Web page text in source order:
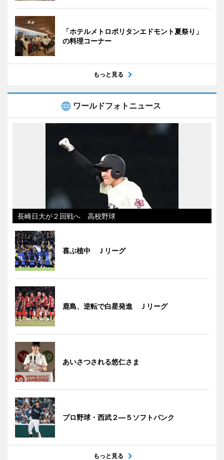
「ホテルメトロポリタンエドモント夏祭り」
の料理コーナー
もっと見る
ワールドフォトニュース
長崎日大が２回戦へ 高校野球
喜ぶ植中 Ｊリーグ
鹿島、逆転で白星発進 Ｊリーグ
あいさつされる悠仁さま
プロ野球・西武２―５ソフトバンク
もっと見る